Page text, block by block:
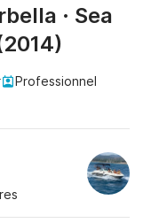
· Sea
Professionnel